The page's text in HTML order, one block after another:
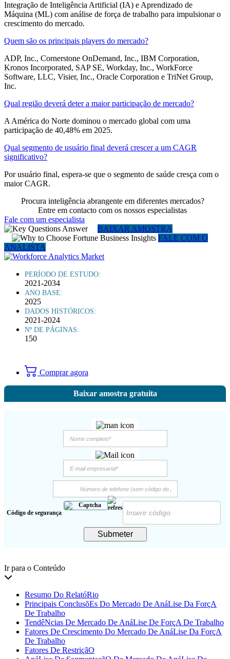
Integração de Inteligência Artificial (IA) e Aprendizado de
Máquina (ML) com análise de força de trabalho para impulsionar o
crescimento do mercado.
Quem são os principais players do mercado?
ADP, Inc., Cornerstone OnDemand, Inc., IBM Corporation,
Kronos Incorporated, SAP SE, Workday, Inc., WorkForce
Software, LLC, Visier, Inc., Oracle Corporation e TriNet Group,
Inc.
Qual região deverá deter a maior participação de mercado?
A América do Norte dominou o mercado global com uma
participação de 40,48% em 2025.
Qual segmento de usuário final deverá crescer a um CAGR
significativo?
Por usuário final, espera-se que o segmento de saúde cresça com o
maior CAGR.
Procura inteligência abrangente em diferentes mercados?
Entre em contacto com os nossos especialistas
Fale com um especialista
BAIXAR AMOSTRA
FALE COM O
ANALISTA
PERÍODO DE ESTUDO:
2021-2034
ANO BASE:
2025
DADOS HISTÓRICOS:
2021-2024
Nº DE PÁGINAS:
150
Comprar agora
Baixar amostra gratuita
Código de segurança
Submeter
Ir para o Conteúdo
Resumo Do RelatóRio
Principais ConclusõEs Do Mercado De AnáLise Da ForçA
De Trabalho
TendêNcias De Mercado De AnáLise De ForçA De Trabalho
Fatores De Crescimento Do Mercado De AnáLise Da ForçA
De Trabalho
Fatores De RestriçãO